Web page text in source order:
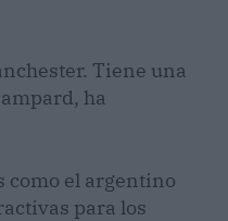
Tiene una
ha
como el argentino
para los